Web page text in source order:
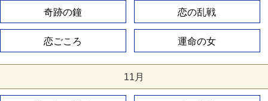
奇跡の鐘 恋の乱戦
恋ごころ 運命の女
11月